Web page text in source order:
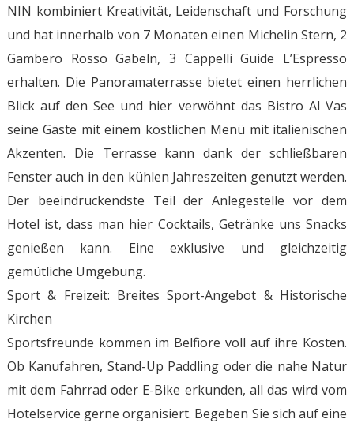
NIN kombiniert Kreativität, Leidenschaft und Forschung
und hat innerhalb von 7 Monaten einen Michelin Stern, 2
Gambero Rosso Gabeln, 3 Cappelli Guide L’Espresso
erhalten. Die Panoramaterrasse bietet einen herrlichen
Blick auf den See und hier verwöhnt das Bistro Al Vas
seine Gäste mit einem köstlichen Menü mit italienischen
Akzenten. Die Terrasse kann dank der schließbaren
Fenster auch in den kühlen Jahreszeiten genutzt werden.
Der beeindruckendste Teil der Anlegestelle vor dem
Hotel ist, dass man hier Cocktails, Getränke uns Snacks
genießen kann. Eine exklusive und gleichzeitig
gemütliche Umgebung.
Sport & Freizeit: Breites Sport-Angebot & Historische
Kirchen
Sportsfreunde kommen im Belfiore voll auf ihre Kosten.
Ob Kanufahren, Stand-Up Paddling oder die nahe Natur
mit dem Fahrrad oder E-Bike erkunden, all das wird vom
Hotelservice gerne organisiert. Begeben Sie sich auf eine